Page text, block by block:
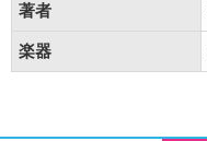
著者
楽器